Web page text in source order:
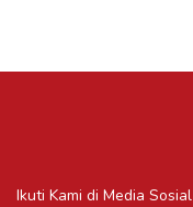
Ikuti Kami di Media Sosial